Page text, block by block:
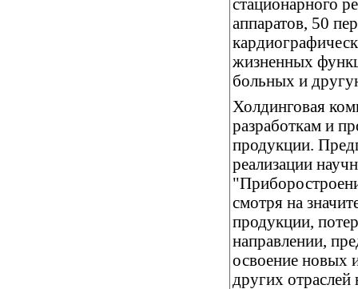
аппаратов, 50
жизненных
больных и
Холдинговая
разработкам и
продукции.
реализации
смотря на
продукции,
направлении,
освоение новых
других отраслей